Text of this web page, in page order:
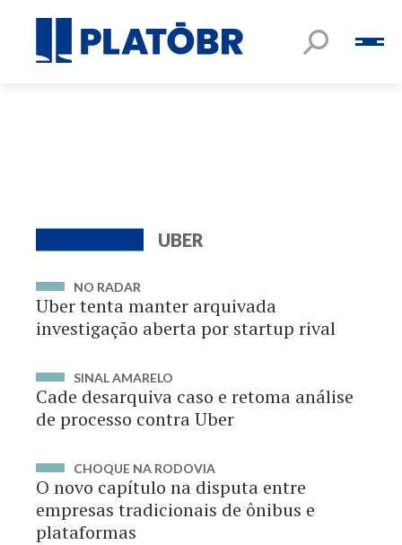
UBER
NO RADAR
Uber tenta manter arquivada
investigação aberta por startup rival
SINAL AMARELO
Cade desarquiva caso e retoma análise
de processo contra Uber
CHOQUE NA RODOVIA
O novo capítulo na disputa entre
empresas tradicionais de ônibus e
plataformas